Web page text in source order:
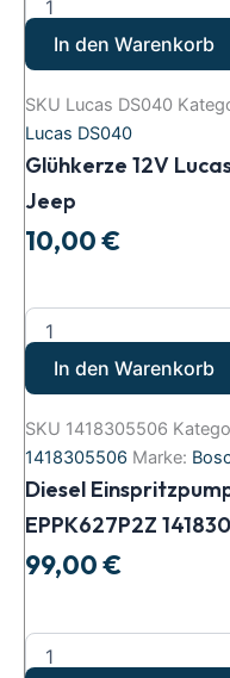
In den Warenkorb
SKU Lucas DS040
Lucas DS040
Glühkerze 12V
Jeep
10,00€
In den Warenkorb
SKU 1418305506
1418305506 Marke:
Diesel
EPPK627P2Z
99,00€